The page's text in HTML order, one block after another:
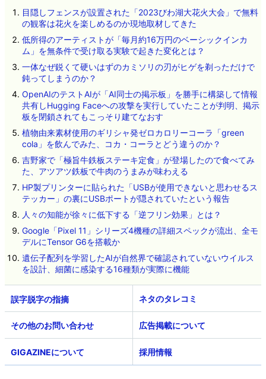
目隠しフェンスが設置された「2023びわ湖大花火大会」で無料
の観客は花火を楽しめるのか現地取材してきた
低所得のアーティストが「毎月約16万円のベーシックインカ
ム」を無条件で受け取る実験で起きた変化とは？
一体なぜ鋭くて硬いはずのカミソリの刃がヒゲを剃っただけで
鈍ってしまうのか？
OpenAIのテストAIが「AI同士の掲示板」を勝手に構築して情報
共有しHugging Faceへの攻撃を実行していたことが判明、掲示
板を閉鎖されてもこっそり建てなおす
植物由来素材使用のギリシャ発ゼロカロリーコーラ「green
cola」を飲んでみた、コカ・コーラとどう違うのか？
吉野家で「極旨牛鉄板ステーキ定食」が登場したので食べてみ
た、アツアツ鉄板で牛肉のうまみが味わえる
HP製プリンターに貼られた「USBが使用できないと思わせるス
テッカー」の裏にUSBポートが隠されていたという報告
人々の知能が徐々に低下する「逆フリン効果」とは？
Google「Pixel 11」シリーズ4機種の詳細スペックが流出、全モ
デルにTensor G6を搭載か
遺伝子配列を学習したAIが自然界で確認されていないウイルス
を設計、細菌に感染する16種類が実際に機能
ネタのタレコミ
その他のお問い合わせ 広告掲載について
GIGAZINEについて 採用情報